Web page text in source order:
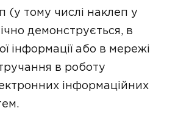
(у тому числі наклеп у
демонструється, в
інформації або в мережі
в роботу
інформаційних